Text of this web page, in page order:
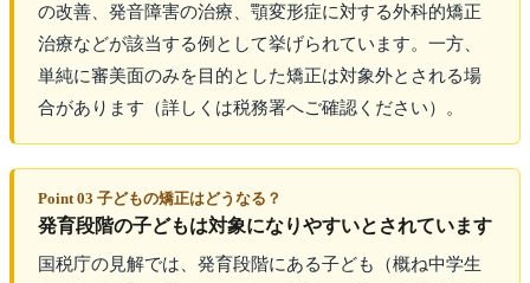
の改善、発音障害の治療、顎変形症に対する外科的矯正
治療などが該当する例として挙げられています。一方、
単純に審美面のみを目的とした矯正は対象外とされる場
合があります（詳しくは税務署へご確認ください）。
Point 03 子どもの矯正はどうなる？
発育段階の子どもは対象になりやすいとされています
国税庁の見解では、発育段階にある子ども（概ね中学生